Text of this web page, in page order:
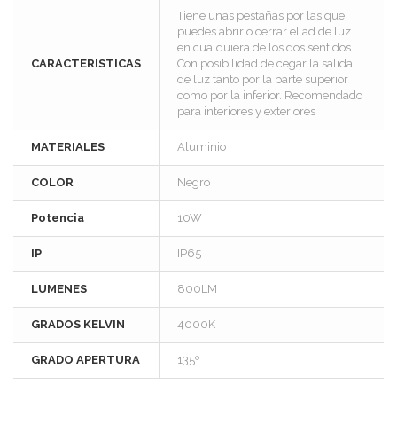
CARACTERISTICAS
Tiene unas pestañas por las que
puedes abrir o cerrar el ad de luz
en cualquiera de los dos sentidos.
Con posibilidad de cegar la salida
de luz tanto por la parte superior
como por la inferior. Recomendado
para interiores y exteriores
MATERIALES Aluminio
COLOR Negro
Potencia 10W
IP IP65
LUMENES 800LM
GRADOS KELVIN 4000K
GRADO APERTURA 135º